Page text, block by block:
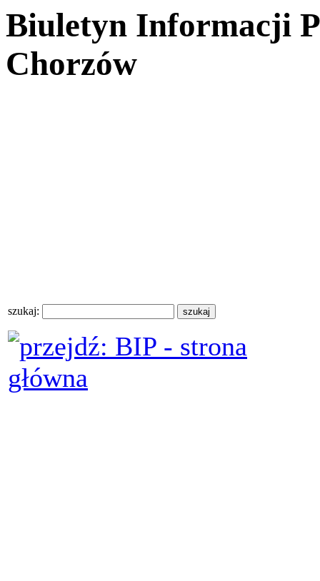
Biuletyn Informacji
Chorzów
szukaj: